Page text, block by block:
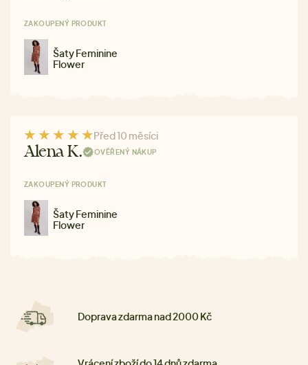
ZAKOUPENÝ PRODUKT
Šaty Feminine
Flower
Před 10 měsíci
Alena K. OVĚŘENÝ NÁKUP
ZAKOUPENÝ PRODUKT
Šaty Feminine
Flower
Doprava zdarma nad 2000 Kč